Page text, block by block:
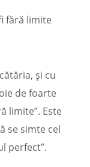
și cu
de foarte
limite”. Este
se simte cel
perfect”.